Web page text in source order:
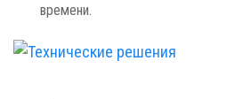
времени.